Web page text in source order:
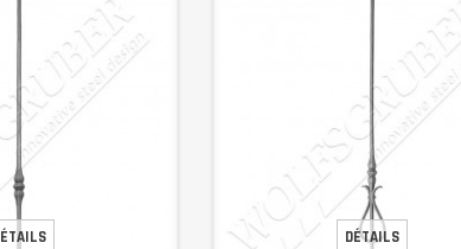
DÉTAILS